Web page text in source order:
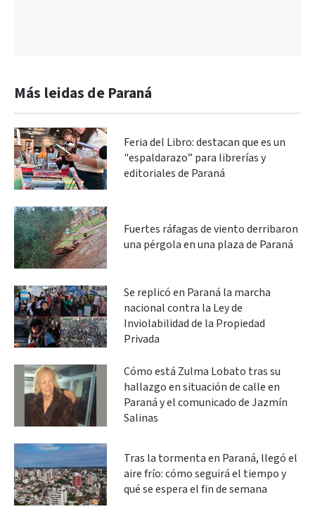
Más leidas de Paraná
Feria del Libro: destacan que es un
"espaldarazo” para librerías y
editoriales de Paraná
Fuertes ráfagas de viento derribaron
una pérgola en una plaza de Paraná
Se replicó en Paraná la marcha
nacional contra la Ley de
Inviolabilidad de la Propiedad
Privada
Cómo está Zulma Lobato tras su
hallazgo en situación de calle en
Paraná y el comunicado de Jazmín
Salinas
Tras la tormenta en Paraná, llegó el
aire frío: cómo seguirá el tiempo y
qué se espera el fin de semana